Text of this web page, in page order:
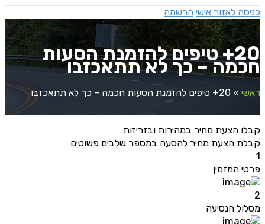
כניסה לאזור אישי הרשמה
20+ טיפים להזמנת הסעות
חכמה – כך לא תתאכזבו
ראשי » 20+ טיפים להזמנת הסעות חכמה – כך לא תתאכזבו
קבלו הצעת מחיר במהירות ובזריזות
קבלת הצעת מחיר להסעה במספר שלבים פשוטים
1
פרטי המזמין
2
מסלול הנסיעה